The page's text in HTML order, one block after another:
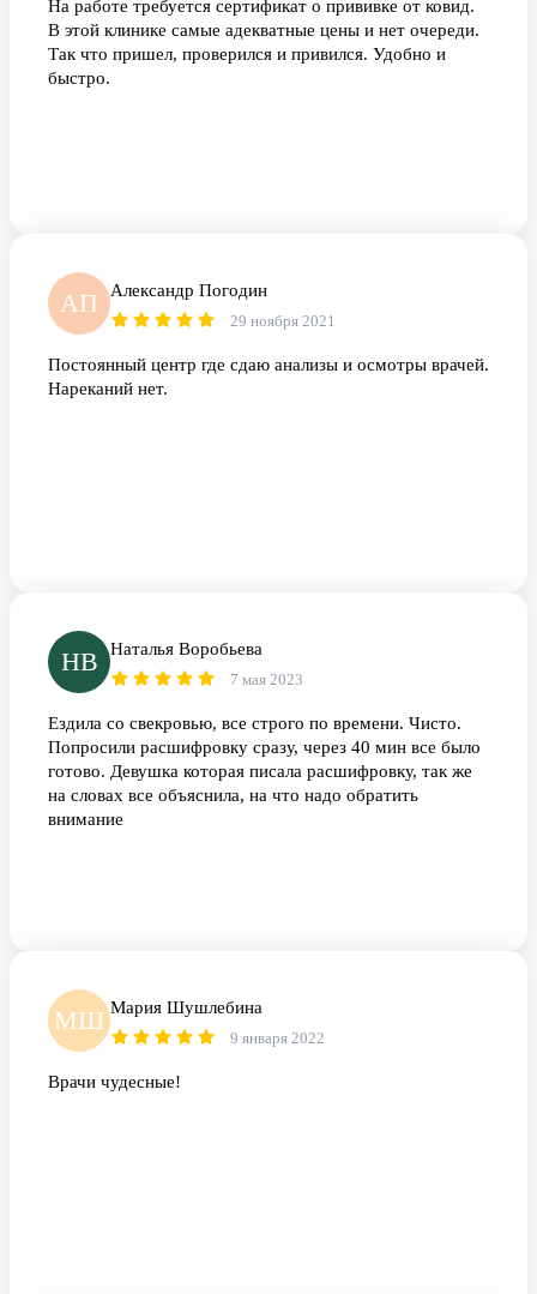
На работе требуется сертификат о прививке от ковид.
В этой клинике самые адекватные цены и нет очереди.
Так что пришел, проверился и привился. Удобно и
быстро.
АП Александр Погодин
29 ноября 2021
Постоянный центр где сдаю анализы и осмотры врачей.
Нареканий нет.
НВ Наталья Воробьева
7 мая 2023
Ездила со свекровью, все строго по времени. Чисто.
Попросили расшифровку сразу, через 40 мин все было
готово. Девушка которая писала расшифровку, так же
на словах все объяснила, на что надо обратить
внимание
МШ Мария Шушлебина
9 января 2022
Врачи чудесные!